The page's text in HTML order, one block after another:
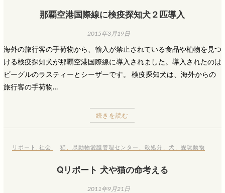
那覇空港国際線に検疫探知犬２匹導入
2015年3月19日
海外の旅行客の手荷物から、輸入が禁止されている食品や植物を見つ
ける検疫探知犬が那覇空港国際線に導入されました。導入されたのは
ビーグルのラスティーとシーザーです。 検疫探知犬は、海外からの
旅行客の手荷物…
続きを読む
リポート ,社会 猫 県動物愛護管理センター 、殺処分 犬 、愛玩動物
Qリポート 犬や猫の命考える
2011年9月21日